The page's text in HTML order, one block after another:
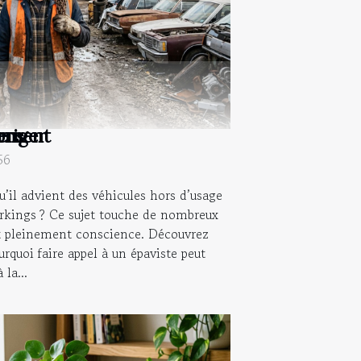
advient des véhicules hors d’usage
? Ce sujet touche de nombreux
conscience. Découvrez
faire appel à un épaviste peut
la...